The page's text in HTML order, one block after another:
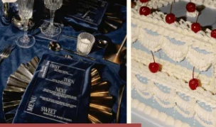
рейсов гостей ждет более
Здесь также предлагают
куриные снеки.